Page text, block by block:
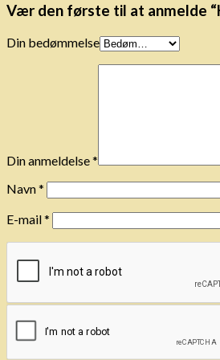
Vær den første til at anmelde
Din bedømmelse
Din anmeldelse*
Navn*
E-mail*